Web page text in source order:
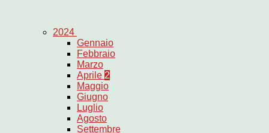
2024
Gennaio
Febbraio
Marzo
Aprile 2
Maggio
Giugno
Luglio
Agosto
Settembre